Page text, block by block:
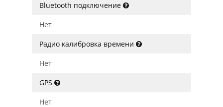
Bluetooth подключение
Нет
Радио калибровка времени
Нет
GPS
Нет